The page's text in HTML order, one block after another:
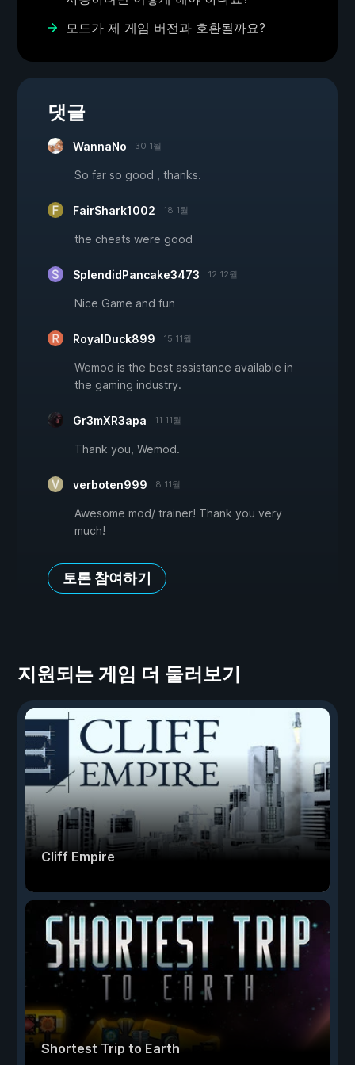
모드가 제 게임 버전과 호환될까요?
댓글
WannaNo 30 1월
So far so good , thanks.
FairShark1002 18 1월
the cheats were good
SplendidPancake3473 12 12월
Nice Game and fun
RoyalDuck899 15 11월
Wemod is the best assistance available in
the gaming industry.
Gr3mXR3apa 11 11월
Thank you, Wemod.
verboten999 8 11월
Awesome mod/ trainer! Thank you very
much!
토론 참여하기
지원되는 게임 더 둘러보기
Cliff Empire
Shortest Trip to Earth